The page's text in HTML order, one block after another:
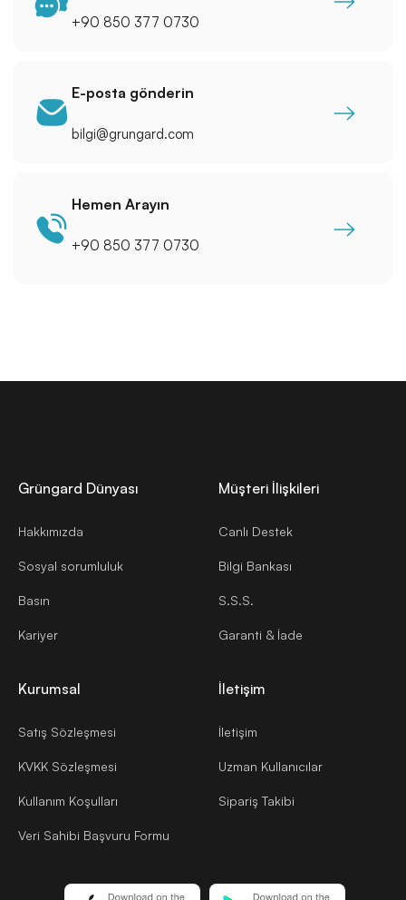
+90 850 377 0730
E-posta gönderin
bilgi@grungard.com
Hemen Arayın
+90 850 377 0730
Grüngard Dünyası
Hakkımızda
Sosyal sorumluluk
Basın
Kariyer
Müşteri İlişkileri
Canlı Destek
Bilgi Bankası
S.S.S.
Garanti & İade
Kurumsal
Satış Sözleşmesi
KVKK Sözleşmesi
Kullanım Koşulları
Veri Sahibi Başvuru Formu
İletişim
İletişim
Uzman Kullanıcılar
Sipariş Takibi